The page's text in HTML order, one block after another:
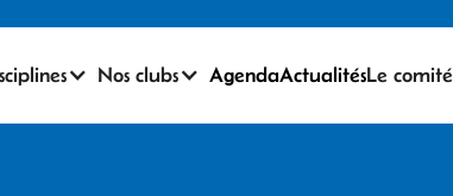
Nos clubs AgendaActualitésLe comité